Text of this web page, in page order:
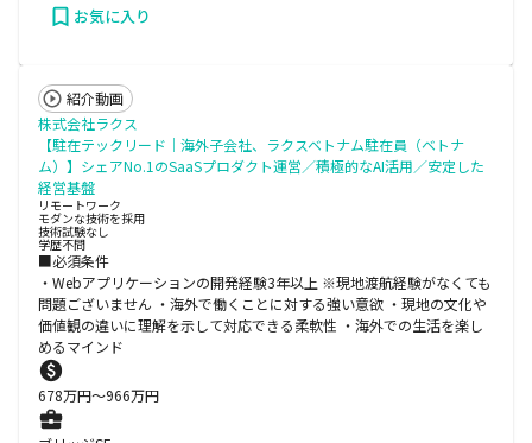
お気に入り
紹介動画
株式会社ラクス
【駐在テックリード｜海外子会社、ラクスベトナム駐在員（ベトナ
ム）】シェアNo.1のSaaSプロダクト運営／積極的なAI活用／安定した
経営基盤
リモートワーク
モダンな技術を採用
技術試験なし
学歴不問
■必須条件
・Webアプリケーションの開発経験3年以上 ※現地渡航経験がなくても
問題ございません ・海外で働くことに対する強い意欲 ・現地の文化や
価値観の違いに理解を示して対応できる柔軟性 ・海外での生活を楽し
めるマインド
678万円〜966万円